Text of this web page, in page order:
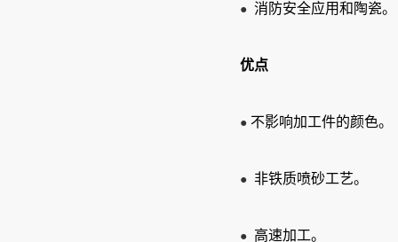
● 消防安全应用和陶瓷。
优点
● 不影响加工件的颜色。
● 非铁质喷砂工艺。
● 高速加工。